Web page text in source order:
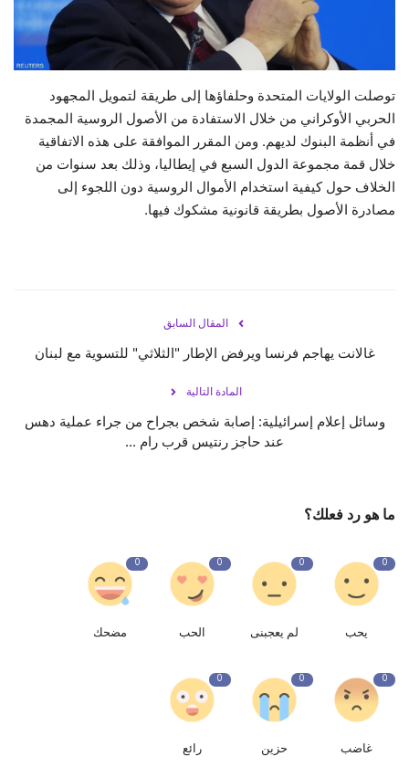
توصلت الولايات المتحدة وحلفاؤها إلى طريقة لتمويل المجهود
الحربي الأوكراني من خلال الاستفادة من الأصول الروسية المجمدة
في أنظمة البنوك لديهم. ومن المقرر الموافقة على هذه الاتفاقية
خلال قمة مجموعة الدول السبع في إيطاليا، وذلك بعد سنوات من
الخلاف حول كيفية استخدام الأموال الروسية دون اللجوء إلى
مصادرة الأصول بطريقة قانونية مشكوك فيها.
المقال السابق
غالانت يهاجم فرنسا ويرفض الإطار "الثلاثي" للتسوية مع لبنان
المادة التالية
وسائل إعلام إسرائيلية: إصابة شخص بجراح من جراء عملية دهس
عند حاجز رنتيس قرب رام ...
ما هو رد فعلك؟
0
يحب
0
لم يعجبنى
0
الحب
0
مضحك
0
غاضب
0
حزين
0
رائع